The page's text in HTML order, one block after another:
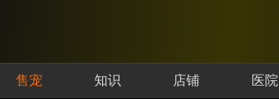
售宠 知识 店铺 医院